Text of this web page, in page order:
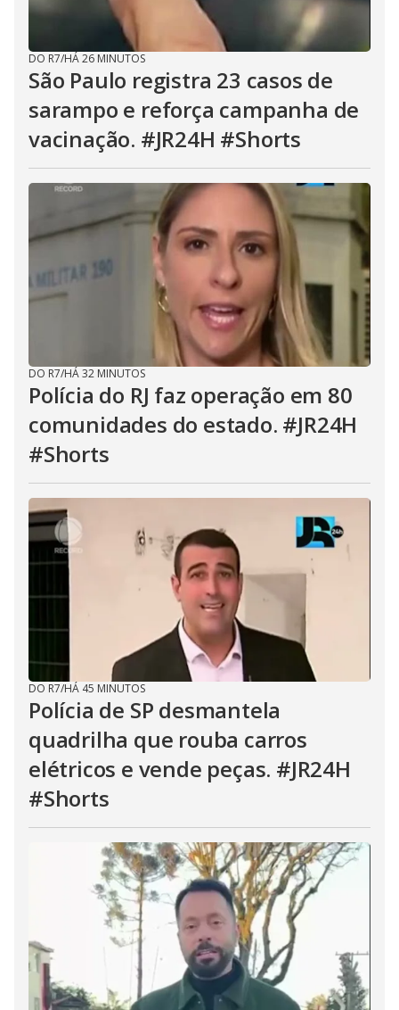
DO R7/HÁ 26 MINUTOS
São Paulo registra 23 casos de
sarampo e reforça campanha de
vacinação. #JR24H #Shorts
DO R7/HÁ 32 MINUTOS
Polícia do RJ faz operação em 80
comunidades do estado. #JR24H
#Shorts
DO R7/HÁ 45 MINUTOS
Polícia de SP desmantela
quadrilha que rouba carros
elétricos e vende peças. #JR24H
#Shorts